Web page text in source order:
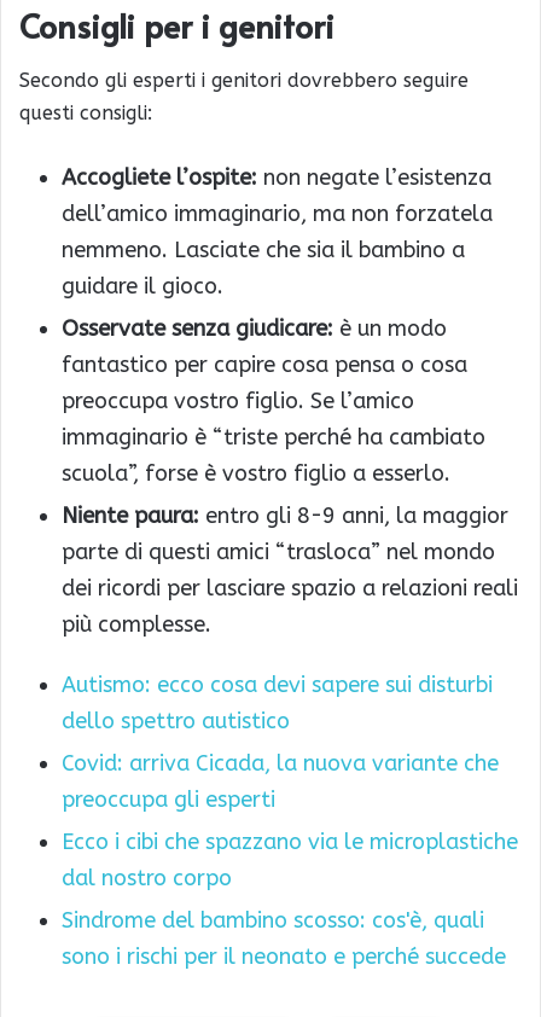
Consigli per i genitori
Secondo gli esperti i genitori dovrebbero seguire
questi consigli:
Accogliete l’ospite: non negate l’esistenza
dell’amico immaginario, ma non forzatela
nemmeno. Lasciate che sia il bambino a
guidare il gioco.
Osservate senza giudicare: è un modo
fantastico per capire cosa pensa o cosa
preoccupa vostro figlio. Se l’amico
immaginario è “triste perché ha cambiato
scuola”, forse è vostro figlio a esserlo.
Niente paura: entro gli 8-9 anni, la maggior
parte di questi amici “trasloca” nel mondo
dei ricordi per lasciare spazio a relazioni reali
più complesse.
Autismo: ecco cosa devi sapere sui disturbi
dello spettro autistico
Covid: arriva Cicada, la nuova variante che
preoccupa gli esperti
Ecco i cibi che spazzano via le microplastiche
dal nostro corpo
Sindrome del bambino scosso: cos'è, quali
sono i rischi per il neonato e perché succede